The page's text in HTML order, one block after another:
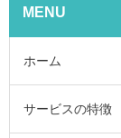
MENU
ホーム
サービスの特徴